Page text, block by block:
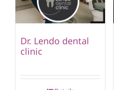
Dr. Lendo dental
clinic